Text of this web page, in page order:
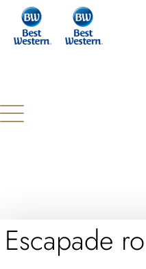
Escapade
Panneau de gestion des cookies